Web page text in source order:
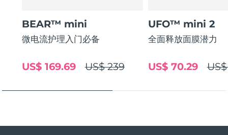
BEAR™ mini
微电流护理入门必备
US$ 239
US$ 169.69
UFO™ mini 2
全面释放面膜潜力
US$ 70.29